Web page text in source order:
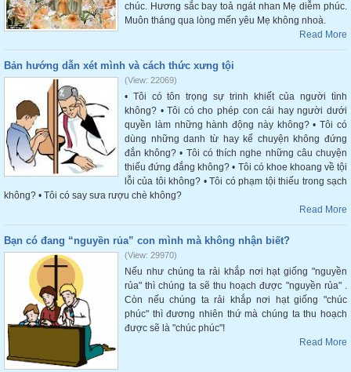
chúc. Hương sắc bay toả ngát nhan Mẹ diễm phúc.
Muôn tháng qua lòng mến yêu Mẹ không nhoà.
Read More
Bản hướng dẫn xét mình và cách thức xưng tội
(View: 22069)
• Tôi có tôn trọng sự trinh khiết của người tình
không? • Tôi có cho phép con cái hay người dưới
quyền làm những hành động này không? • Tôi có
dùng những danh từ hay kể chuyện không đứng
đắn không? • Tôi có thích nghe những câu chuyện
thiếu đứng đắng không? • Tôi có khoe khoang về tội
lỗi của tôi không? • Tôi có phạm tội thiếu trong sạch
không? • Tôi có say sưa rượu chè không?
Read More
Bạn có đang “nguyền rủa” con mình mà không nhận biết?
(View: 29970)
Nếu như chúng ta rải khắp nơi hạt giống "nguyền
rủa" thì chúng ta sẽ thu hoạch được "nguyền rủa" .
Còn nếu chúng ta rải khắp nơi hạt giống "chúc
phúc" thì đương nhiên thứ mà chúng ta thu hoạch
được sẽ là "chúc phúc"!
Read More